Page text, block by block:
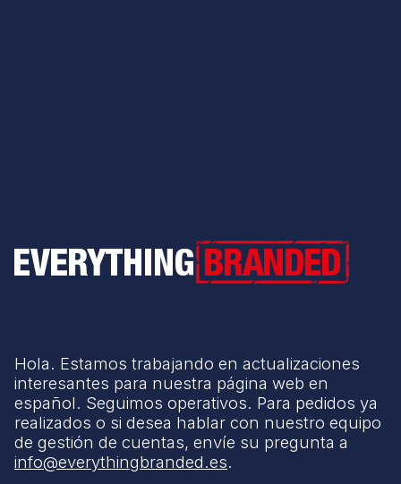
Everything Branded
Hola. Estamos trabajando en actualizaciones
interesantes para nuestra página web en
español. Seguimos operativos. Para pedidos ya
realizados o si desea hablar con nuestro equipo
de gestión de cuentas, envíe su pregunta a
info@everythingbranded.es.